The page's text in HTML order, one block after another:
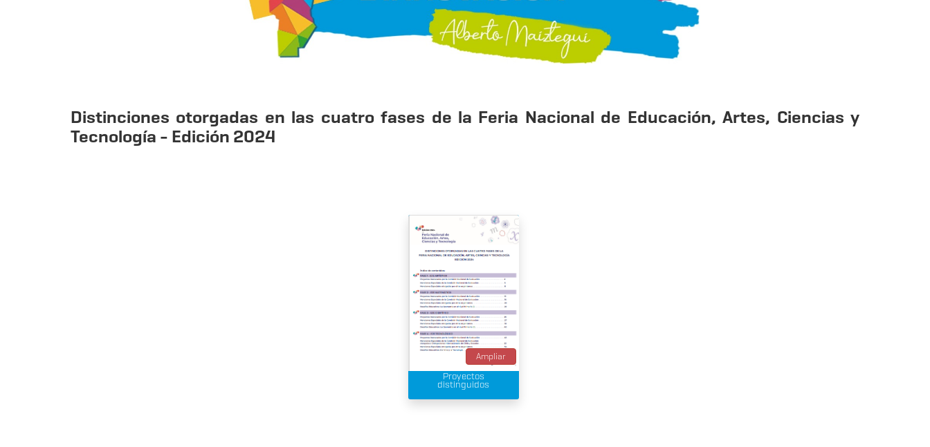
Distinciones otorgadas en las cuatro fases de la Feria Nacional de Educación, Artes, Ciencias y
Tecnología - Edición 2024
Ampliar
Proyectos
distinguidos